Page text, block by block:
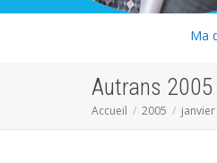
Ma
Autrans
Accueil 2005 janvier